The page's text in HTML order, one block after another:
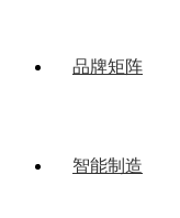
品牌矩阵
智能制造